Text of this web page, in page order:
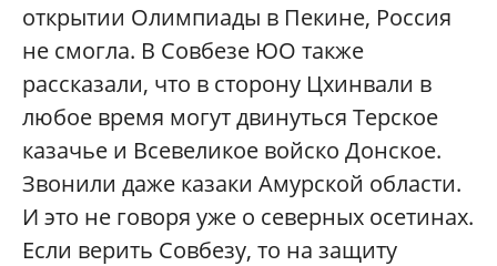
открытии Олимпиады в Пекине, Россия
не смогла. В Совбезе ЮО также
рассказали, что в сторону Цхинвали в
любое время могут двинуться Терское
казачье и Всевеликое войско Донское.
Звонили даже казаки Амурской области.
И это не говоря уже о северных осетинах.
Если верить Совбезу, то на защиту